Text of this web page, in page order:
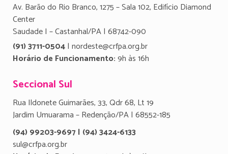
Av. Barão do Rio Branco, 1275 – Sala 102, Edifício Diamond
Center
Saudade I – Castanhal/PA | 68742-090
(91) 3711-0504| nordeste@crfpa.org.br
Horário de Funcionamento:9h às 16h
Seccional Sul
Rua Ildonete Guimarães, 33, Qdr 68, Lt 19
Jardim Umuarama – Redenção/PA | 68552-185
(94) 99203-9697 | (94) 3424-6133
sul@crfpa.org.br